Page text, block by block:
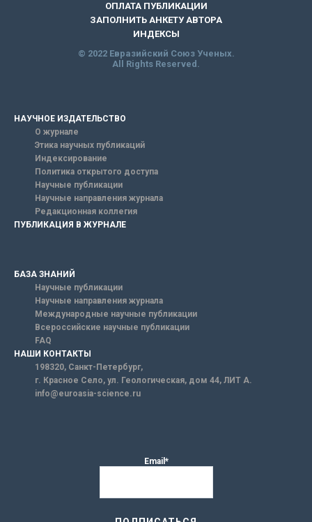
ОПЛАТА ПУБЛИКАЦИИ
ЗАПОЛНИТЬ АНКЕТУ АВТОРА
ИНДЕКСЫ
© 2022 Евразийский Союз Ученых.
All Rights Reserved.
НАУЧНОЕ ИЗДАТЕЛЬСТВО
О журнале
Этика научных публикаций
Индексирование
Политика открытого доступа
Научные публикации
Научные направления журнала
Редакционная коллегия
ПУБЛИКАЦИЯ В ЖУРНАЛЕ
БАЗА ЗНАНИЙ
Научные публикации
Научные направления журнала
Международные научные публикации
Всероссийские научные публикации
FAQ
НАШИ КОНТАКТЫ
198320, Санкт-Петербург,
г. Красное Село, ул. Геологическая, дом 44, ЛИТ А.
info@euroasia-science.ru
Email*